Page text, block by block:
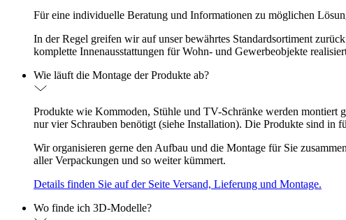
Für eine individuelle Beratung und Informationen zu möglichen
In der Regel greifen wir auf unser bewährtes Standardsortiment
komplette Innenausstattungen für Wohn- und Gewerbeobjekte
Wie läuft die Montage der Produkte ab?
Produkte wie Kommoden, Stühle und TV-Schränke werden montiert
nur vier Schrauben benötigt (siehe Installation). Die Produkte sind in
Wir organisieren gerne den Aufbau und die Montage für Sie
aller Verpackungen und so weiter kümmert.
Details finden Sie auf der Seite Versand, Lieferung und Montage.
Wo finde ich 3D-Modelle?